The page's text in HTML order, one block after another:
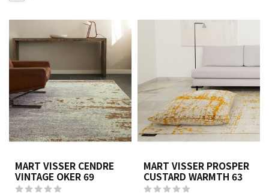
MART VISSER CENDRE
VINTAGE OKER 69
MART VISSER PROSPER
CUSTARD WARMTH 63